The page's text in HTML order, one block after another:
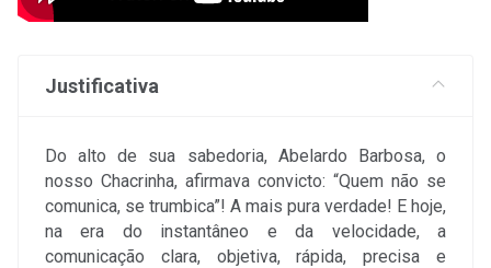
Justificativa
Do alto de sua sabedoria, Abelardo Barbosa, o
nosso Chacrinha, afirmava convicto: “Quem não se
comunica, se trumbica”! A mais pura verdade! E hoje,
na era do instantâneo e da velocidade, a
comunicação clara, objetiva, rápida, precisa e